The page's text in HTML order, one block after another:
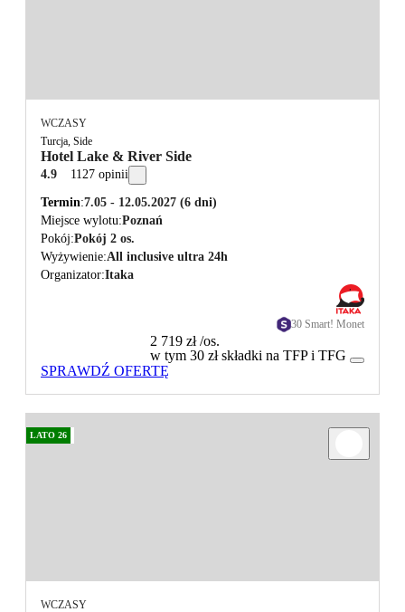
WCZASY
Turcja, Side
Hotel Lake & River Side
4.9 1127 opinii
Termin 7.05 - 12.05.2027 (6 dni)
Miejsce wylotu Poznań
Pokój Pokój 2 os.
Wyżywienie All inclusive ultra 24h
Organizator Itaka
30 Smart! Monet
2 719 zł/os.
w tym 30 zł składki na TFP i TFG
SPRAWDŹ OFERTĘ
LATO 26
WCZASY